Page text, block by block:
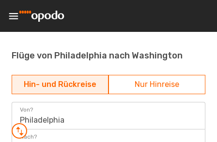
Flüge von Philadelphia nach Washington
Hin- und Rückreise Nur Hinreise
Von?
Philadelphia
Nach?